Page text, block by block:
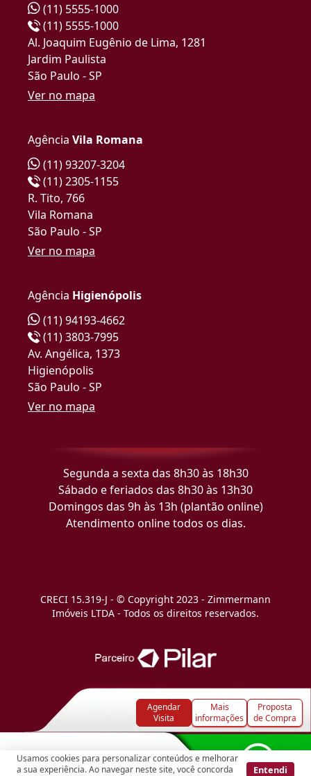
Usamos cookies para personalizar conteúdos e melhorar
a sua experiência. Ao navegar neste site, você concorda
Entendi
Agendar
Visita
Mais
informações
Proposta
de Compra
(11) 5555-1000
(11) 5555-1000
Al. Joaquim Eugênio de Lima, 1281
Jardim Paulista
São Paulo - SP
Ver no mapa
Agência Vila Romana
(11) 93207-3204
(11) 2305-1155
R. Tito, 766
Vila Romana
São Paulo - SP
Ver no mapa
Agência Higienópolis
(11) 94193-4662
(11) 3803-7995
Av. Angélica, 1373
Higienópolis
São Paulo - SP
Ver no mapa
Segunda a sexta das 8h30 às 18h30
Sábado e feriados das 8h30 às 13h30
Domingos das 9h às 13h (plantão online)
Atendimento online todos os dias.
CRECI 15.319-J - © Copyright 2023 - Zimmermann
Imóveis LTDA - Todos os direitos reservados.